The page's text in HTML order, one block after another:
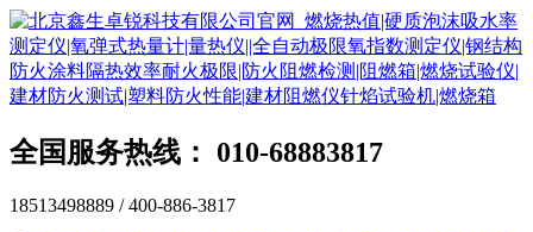
全国服务热线： 010-68883817
18513498889 / 400-886-3817